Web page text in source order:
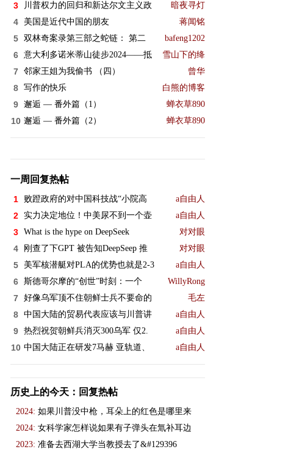
3 川普权力的回归和新达尔文主义政 暗夜寻灯
4 美国是近代中国的朋友 蒋闻铭
5 双林奇案录第三部之蛇链： 第二 bafeng1202
6 意大利多诺米蒂山徒步2024——抵 雪山下的绛
7 邻家王姐为我偷书 （四） 曾华
8 写作的快乐 白熊的博客
9 邂逅 — 番外篇（1） 蝉衣草890
10 邂逅 — 番外篇（2） 蝉衣草890
一周回复热帖
1 败蹬政府的对中国科技战“小院高 a自由人
2 实力决定地位！中美尿不到一个壶 a自由人
3 What is the hype on DeepSeek 对对眼
4 刚查了下GPT 被告知DeepSeep 推 对对眼
5 美军核潜艇对PLA的优势也就是2-3 a自由人
6 斯德哥尔摩的“创世”时刻：一个 WillyRong
7 好像乌军顶不住朝鲜士兵不要命的 毛左
8 中国大陆的贸易代表应该与川普讲 a自由人
9 热烈祝贺朝鲜兵消灭300乌军 仅2. a自由人
10 中国大陆正在研发7马赫 亚轨道、 a自由人
历史上的今天：回复热帖
2024: 如果川普没中枪，耳朵上的红色是哪里来
2024: 女科学家怎样说如果有子弹头在氚补耳边
2023: 准备去西湖大学当教授去了&#129396